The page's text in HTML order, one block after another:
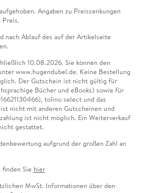
Angaben zu Preissenkungen
Preis.
nach Ablauf des auf der Artikelseite
10.08.2026. Sie können den
www.hugendubel.de. Keine Bestellung
Der Gutschein ist nicht gültig für
Bücher und eBooks) sowie für
tolino select und das
nicht mit anderen Gutscheinen und
ist nicht möglich. Ein Weiterverkauf
gestattet.
aufgrund der großen Zahl an
Sie hier
MwSt. Informationen über den